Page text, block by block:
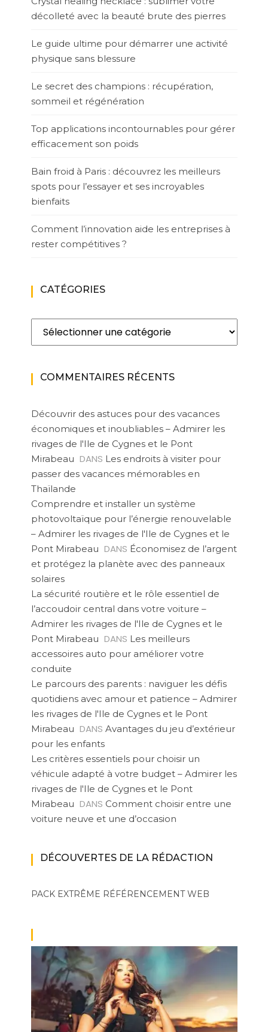
décolleté avec la beauté brute des pierres
Le guide ultime pour démarrer une activité
physique sans blessure
Le secret des champions : récupération,
sommeil et régénération
Top applications incontournables pour gérer
efficacement son poids
Bain froid à Paris : découvrez les meilleurs
spots pour l’essayer et ses incroyables
bienfaits
Comment l’innovation aide les entreprises à
rester compétitives ?
CATÉGORIES
Catégories
COMMENTAIRES RÉCENTS
Découvrir des astuces pour des vacances
économiques et inoubliables – Admirer les
rivages de l'Ile de Cygnes et le Pont
Mirabeau DANS Les endroits à visiter pour
passer des vacances mémorables en
Thaïlande
Comprendre et installer un système
photovoltaïque pour l’énergie renouvelable
– Admirer les rivages de l'Ile de Cygnes et le
Pont Mirabeau DANS Économisez de l’argent
et protégez la planète avec des panneaux
solaires
La sécurité routière et le rôle essentiel de
l’accoudoir central dans votre voiture –
Admirer les rivages de l'Ile de Cygnes et le
Pont Mirabeau DANS Les meilleurs
accessoires auto pour améliorer votre
conduite
Le parcours des parents : naviguer les défis
quotidiens avec amour et patience – Admirer
les rivages de l'Ile de Cygnes et le Pont
Mirabeau DANS Avantages du jeu d’extérieur
pour les enfants
Les critères essentiels pour choisir un
véhicule adapté à votre budget – Admirer les
rivages de l'Ile de Cygnes et le Pont
Mirabeau DANS Comment choisir entre une
voiture neuve et une d’occasion
DÉCOUVERTES DE LA RÉDACTION
PACK EXTRÊME RÉFÉRENCEMENT WEB